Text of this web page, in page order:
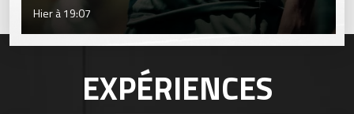
Hier à 19:07
EXPÉRIENCES